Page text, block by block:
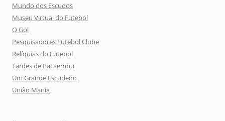
Mundo dos Escudos
Museu Virtual do Futebol
O Gol
Pesquisadores Futebol Clube
Relíquias do Futebol
Tardes de Pacaembu
Um Grande Escudeiro
União Mania